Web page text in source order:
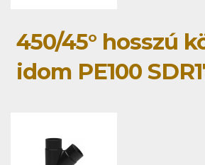
450/45° hosszú
idom PE100